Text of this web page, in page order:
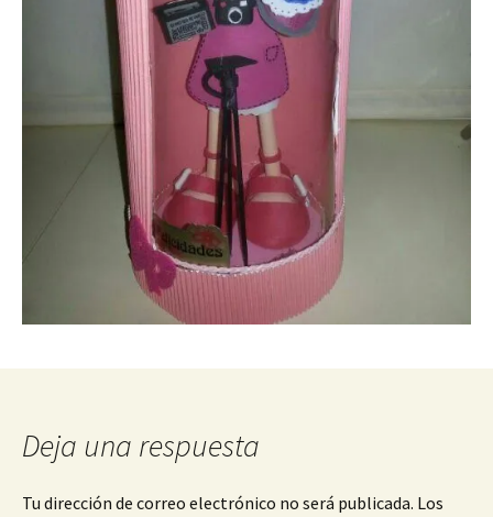
Deja una respuesta
Tu dirección de correo electrónico no será publicada. Los